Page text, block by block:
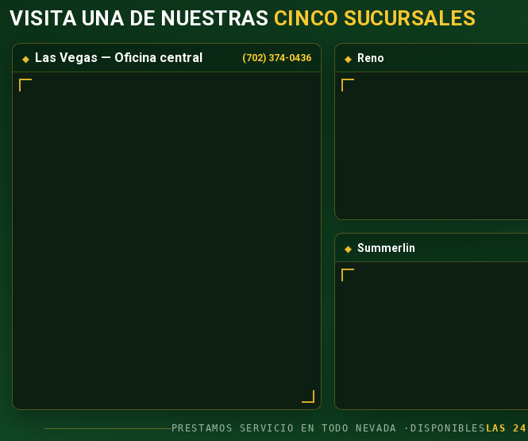
VISITA UNA DE NUESTRAS CINCO SUCURSALES
Las Vegas — Oficina central (702) 374-0436 Reno
Summerlin
PRESTAMOS SERVICIO EN TODO NEVADA · DISPONIBLES LAS